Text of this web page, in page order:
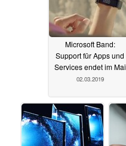
Microsoft Band:
Support für Apps und
Services endet im Mai
02.03.2019